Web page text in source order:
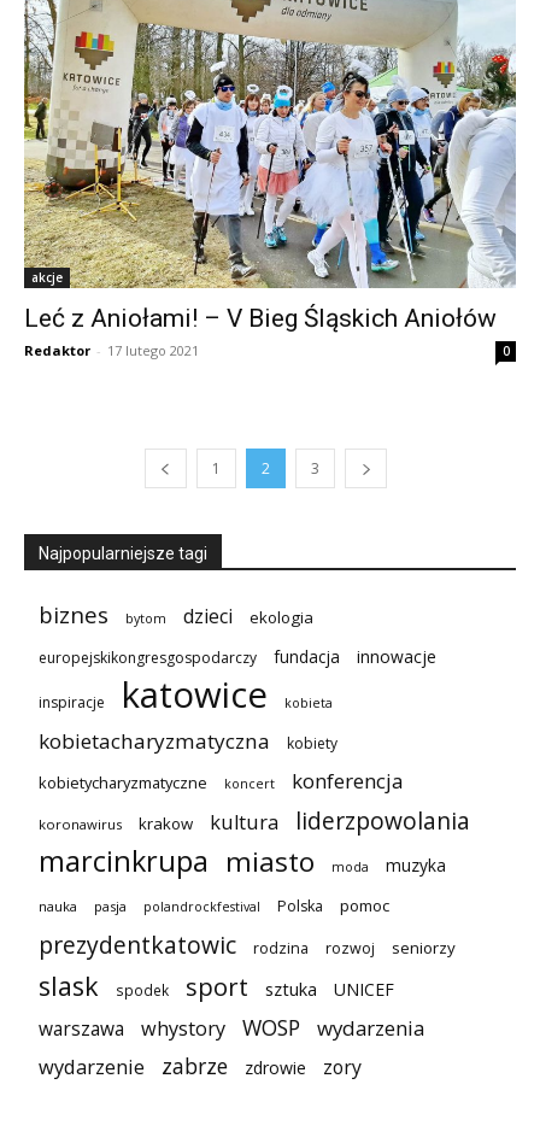
akcje
Leć z Aniołami! – V Bieg Śląskich Aniołów
Redaktor - 17 lutego 2021 0
1 2 3
Najpopularniejsze tagi
biznes bytom dzieci ekologia
europejskikongresgospodarczy fundacja innowacje
inspiracje katowice kobieta
kobietacharyzmatyczna kobiety
kobietycharyzmatyczne koncert konferencja
koronawirus krakow kultura liderzpowolania
marcinkrupa miasto moda muzyka
nauka pasja polandrockfestival Polska pomoc
prezydentkatowic rodzina rozwoj seniorzy
slask spodek sport sztuka UNICEF
warszawa whystory WOSP
wydarzenia
wydarzenie
zabrze zdrowie zory